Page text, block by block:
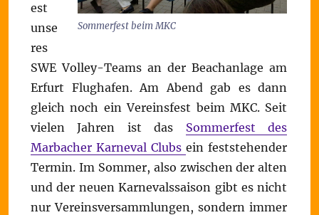
Sommerfest beim MKC
est
unse
res
SWE Volley-Teams an der Beachanlage am
Erfurt Flughafen. Am Abend gab es dann
gleich noch ein Vereinsfest beim MKC. Seit
vielen Jahren ist das Sommerfest des
Marbacher Karneval Clubsein feststehender
Termin. Im Sommer, also zwischen der alten
und der neuen Karnevalssaison gibt es nicht
nur Vereinsversammlungen, sondern immer